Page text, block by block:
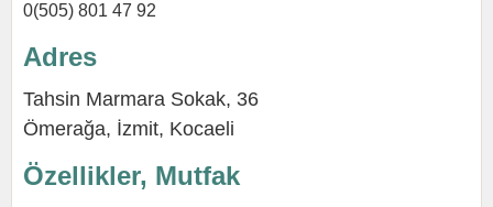
0(505) 801 47 92
Adres
Tahsin Marmara Sokak, 36
Ömerağa, İzmit, Kocaeli
Özellikler, Mutfak